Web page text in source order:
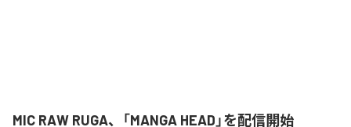
MIC RAW RUGA、「MANGA HEAD」を配信開始